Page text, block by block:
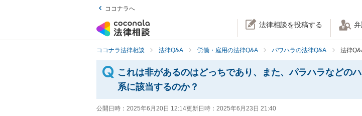
ココナラへ
法律相談を投稿する
ココナラ法律相談 法律Q&A 労働・雇用の法律Q&A パワハラの法律Q&A 法律
これは非があるのはどっちであり、また、パラハラなどの
系に該当するのか？
公開日時： 2025年6月20日 12:14更新日時： 2025年6月23日 21:40